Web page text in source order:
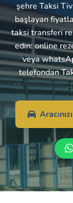
şehre Taksi
başlayan
taksi transferi
edin: online
veya
telefondan